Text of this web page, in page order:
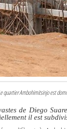
quartier Ambohimitsinjo est
de Diego
il est